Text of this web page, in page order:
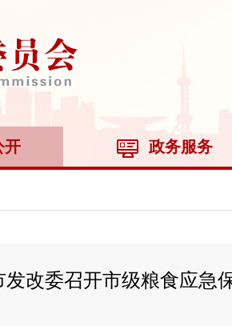
开 政务服务
发改委召开市级粮食应急